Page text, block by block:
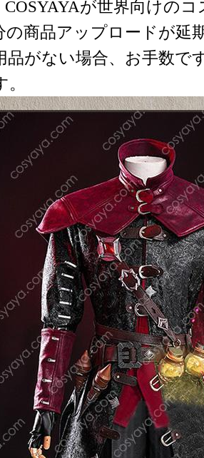
が世界向けの
の商品アップロードが延
品がない場合、お手数で